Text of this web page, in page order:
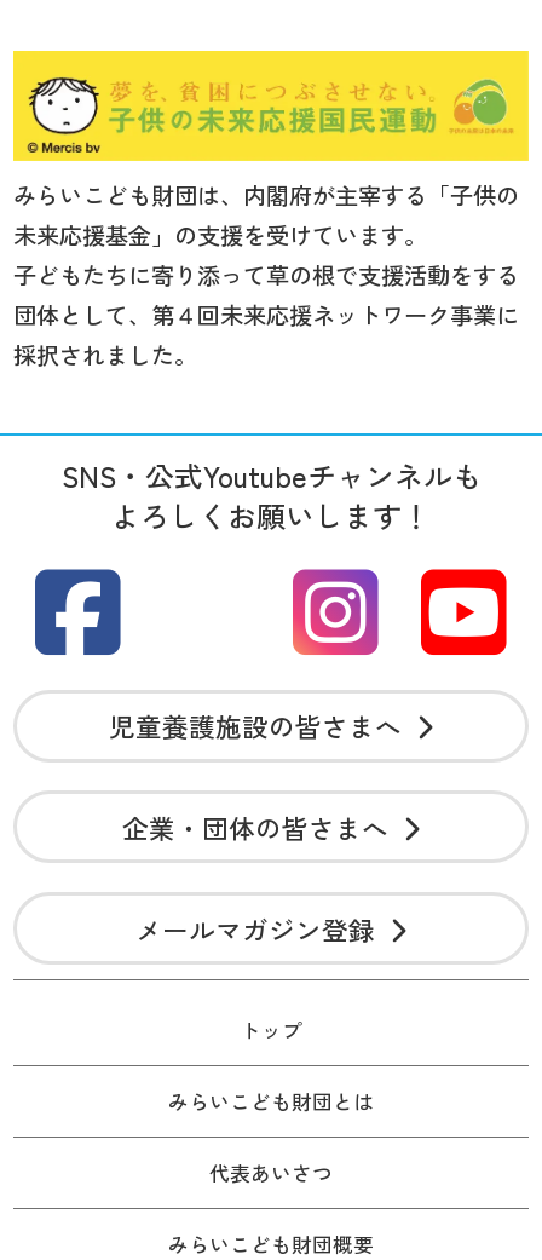
みらいこども財団は、内閣府が主宰する「子供の
未来応援基金」の支援を受けています。
子どもたちに寄り添って草の根で支援活動をする
団体として、第４回未来応援ネットワーク事業に
採択されました。
SNS・公式Youtubeチャンネルも
よろしくお願いします！
児童養護施設の皆さまへ
企業・団体の皆さまへ
メールマガジン登録
トップ
みらいこども財団とは
代表あいさつ
みらいこども財団概要